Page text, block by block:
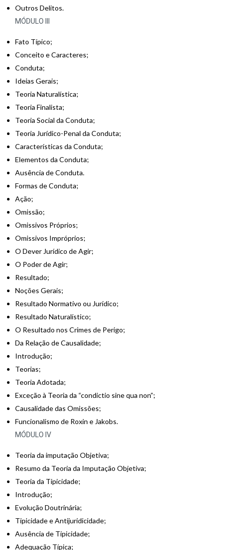
Outros Delitos.
MÓDULO III
Fato Típico;
Conceito e Caracteres;
Conduta;
Ideias Gerais;
Teoria Naturalística;
Teoria Finalista;
Teoria Social da Conduta;
Teoria Jurídico-Penal da Conduta;
Características da Conduta;
Elementos da Conduta;
Ausência de Conduta.
Formas de Conduta;
Ação;
Omissão;
Omissivos Próprios;
Omissivos Impróprios;
O Dever Jurídico de Agir;
O Poder de Agir;
Resultado;
Noções Gerais;
Resultado Normativo ou Jurídico;
Resultado Naturalístico;
O Resultado nos Crimes de Perigo;
Da Relação de Causalidade;
Introdução;
Teorias;
Teoria Adotada;
Exceção à Teoria da “condictio sine qua non”;
Causalidade das Omissões;
Funcionalismo de Roxin e Jakobs.
MÓDULO IV
Teoria da imputação Objetiva;
Resumo da Teoria da Imputação Objetiva;
Teoria da Tipicidade;
Introdução;
Evolução Doutrinária;
Tipicidade e Antijuridicidade;
Ausência de Tipicidade;
Adequação Típica;